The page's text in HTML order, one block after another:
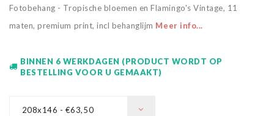
Fotobehang - Tropische bloemen en Flamingo's Vintage, 11
maten, premium print, incl behanglijm Meer info...
BINNEN 6 WERKDAGEN (PRODUCT WORDT OP
BESTELLING VOOR U GEMAAKT)
208x146 - €63,50